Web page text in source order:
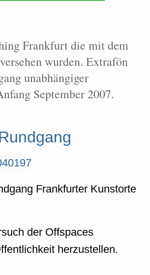
Frankfurt die mit dem
wurden. Extrafön
unabhängiger
September 2007.
Frankfurter Kunstorte
der Offspaces
herzustellen.